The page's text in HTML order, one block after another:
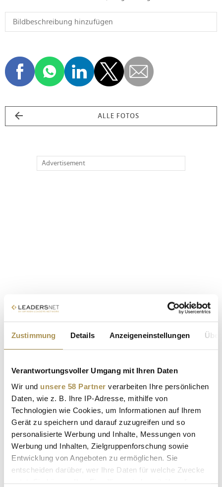
Zustimmung Details Anzeigeneinstellungen
Verantwortungsvoller Umgang mit Ihren Daten
Wir und unsere 58 Partner verarbeiten Ihre persönlichen
Daten, wie z. B. Ihre IP-Adresse, mithilfe von
Technologien wie Cookies, um Informationen auf Ihrem
Gerät zu speichern und darauf zuzugreifen und so
personalisierte Werbung und Inhalte, Messungen von
Werbung und Inhalten, Zielgruppenforschung sowie
Entwicklung von Angeboten zu ermöglichen. Sie
entscheiden darüber, wer Ihre Daten für welche Zwecke
ALLE FOTOS
Advertisement